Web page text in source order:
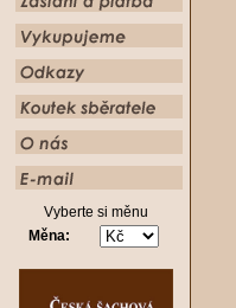
Vyberte si měnu
Měna: